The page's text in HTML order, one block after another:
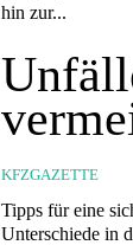
hin zur...
KFZGAZETTE
Tipps für eine
Unterschiede in